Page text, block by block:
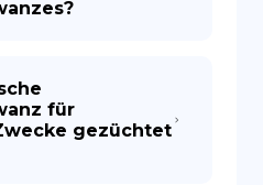
für
gezüchtet